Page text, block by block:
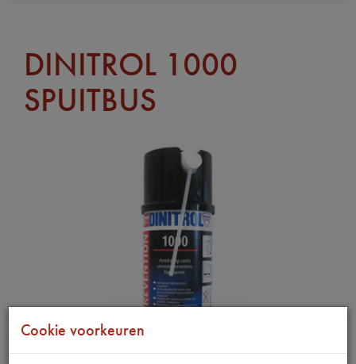
DINITROL 1000
SPUITBUS
Cookie voorkeuren